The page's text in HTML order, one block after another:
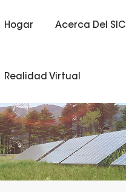
Hogar Acerca Del SIC
Realidad Virtual